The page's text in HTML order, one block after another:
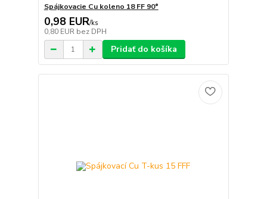
Spájkovacie Cu koleno 18 FF 90°
0,98 EUR/ks
0,80 EUR bez DPH
Pridať do košíka